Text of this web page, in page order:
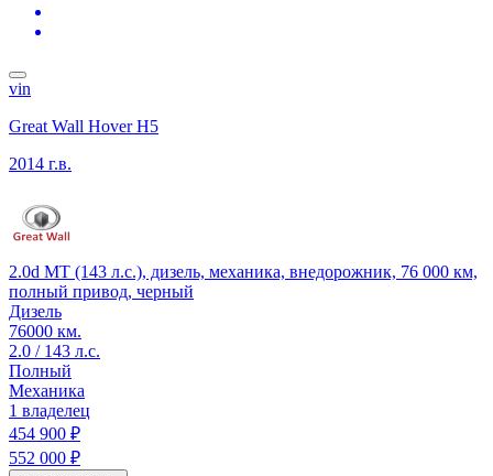
vin
Great Wall Hover H5
2014 г.в.
2.0d MT (143 л.с.), дизель, механика, внедорожник, 76 000 км,
полный привод, черный
Дизель
76000 км.
2.0 / 143 л.с.
Полный
Механика
1 владелец
454 900 ₽
552 000 ₽